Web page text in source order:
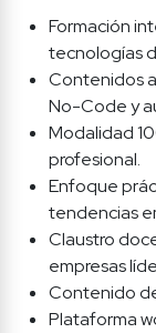
Formación
tecnologías
Contenidos
No-Code y
Modalidad
profesional.
Enfoque
tendencias
Claustro
empresas
Contenido
Plataforma